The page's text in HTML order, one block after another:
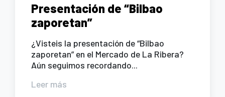
Presentación de “Bilbao
zaporetan”
¿Visteis la presentación de “Bilbao
zaporetan” en el Mercado de La Ribera?
Aún seguimos recordando...
Leer más